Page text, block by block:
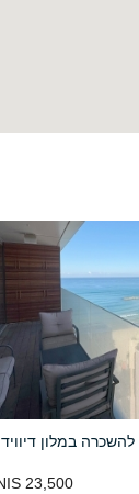
להשכרה במלון דיוויד
23,500 NIS